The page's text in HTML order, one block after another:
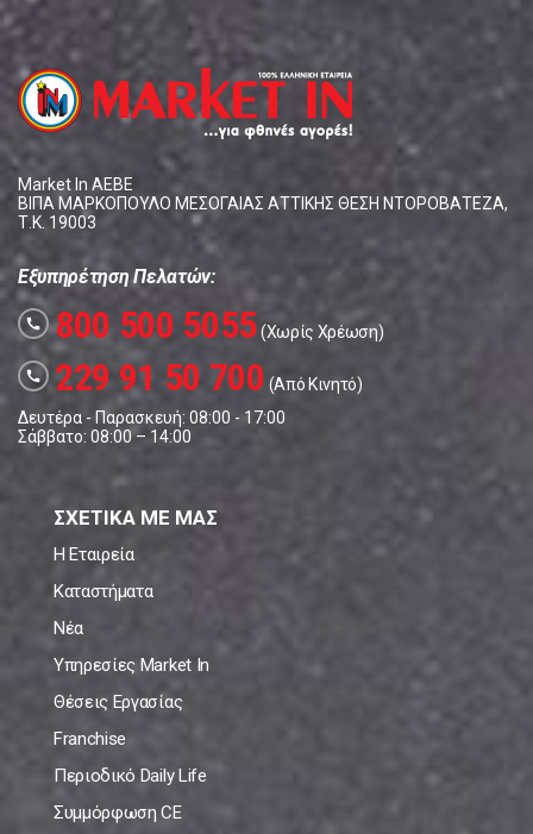
Market In ΑΕΒΕ
ΒΙΠΑ ΜΑΡΚΟΠΟΥΛΟ ΜΕΣΟΓΑΙΑΣ ΑΤΤΙΚΗΣ ΘΕΣΗ ΝΤΟΡΟΒΑΤΕΖΑ,
Τ.Κ. 19003
Εξυπηρέτηση Πελατών:
call 800 500 5055(Χωρίς Χρέωση)
call 229 91 50 700 (Από Κινητό)
Δευτέρα - Παρασκευή: 08:00 - 17:00
Σάββατο: 08:00 – 14:00
ΣΧΕΤΙΚΑ ΜΕ ΜΑΣ
Η Εταιρεία
Καταστήματα
Νέα
Υπηρεσίες Market In
Θέσεις Εργασίας
Franchise
Περιοδικό Daily Life
Συμμόρφωση CE